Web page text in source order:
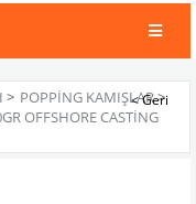
> POPPING KAMIŞLAR>
OFFSHORE CASTING